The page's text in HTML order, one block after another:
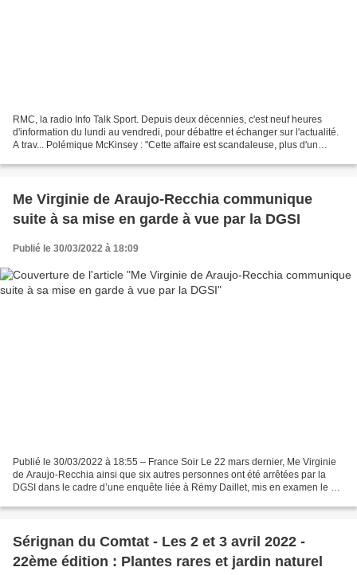
RMC, la radio Info Talk Sport. Depuis deux décennies, c'est neuf heures
d'information du lundi au vendredi, pour débattre et échanger sur l'actualité.
A trav... Polémique McKinsey : "Cette affaire est scandaleuse, plus d'un
Me Virginie de Araujo-Recchia communique
suite à sa mise en garde à vue par la DGSI
Publié le 30/03/2022 à 18:09
Publié le 30/03/2022 à 18:55 – France Soir Le 22 mars dernier, Me Virginie
de Araujo-Recchia ainsi que six autres personnes ont été arrêtées par la
DGSI dans le cadre d’une enquête liée à Rémy Daillet, mis en examen le 22
Sérignan du Comtat - Les 2 et 3 avril 2022 -
22ème édition : Plantes rares et jardin naturel